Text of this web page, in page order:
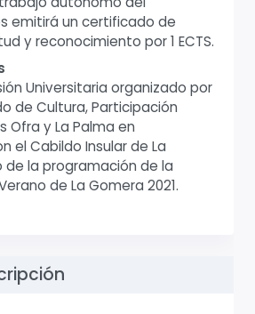
emitirá un certificado de
y reconocimiento por 1 ECTS.
Universitaria organizado por
de Cultura, Participación
Ofra y La Palma en
el Cabildo Insular de La
de la programación de la
de La Gomera 2021.